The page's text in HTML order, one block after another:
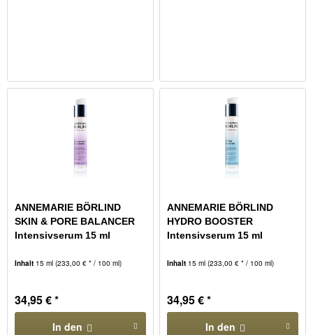
ANNEMARIE BÖRLIND
SKIN & PORE BALANCER
Intensivserum 15 ml
Inhalt 15 ml(233,00 € * / 100 ml)
34,95 € *
In den
ANNEMARIE BÖRLIND
HYDRO BOOSTER
Intensivserum 15 ml
Inhalt 15 ml(233,00 € * / 100 ml)
34,95 € *
In den